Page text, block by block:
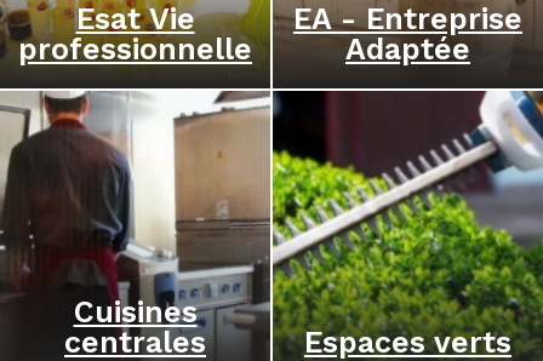
Esat Vie
professionnelle
EA - Entreprise
Adaptée
Cuisines
centrales
Espaces verts